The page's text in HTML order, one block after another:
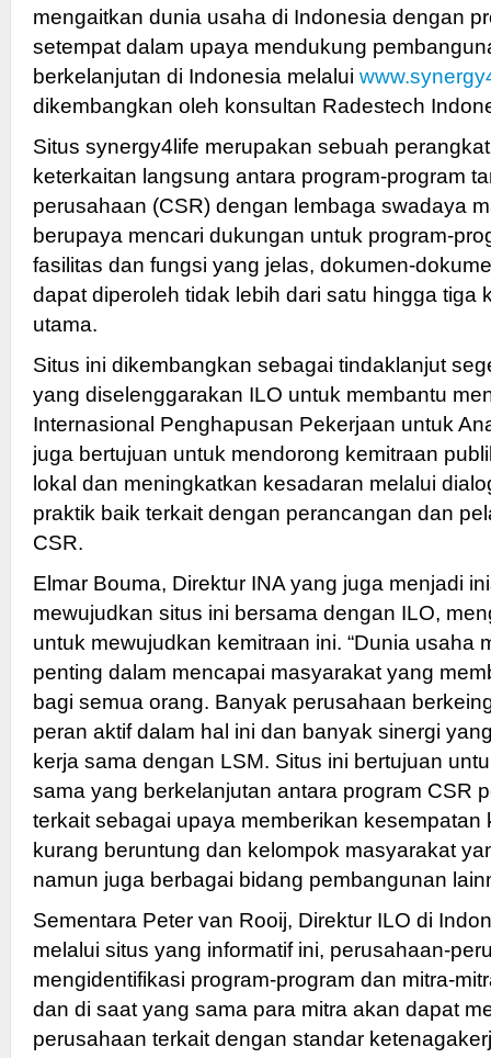
mengaitkan dunia usaha di Indonesia dengan
setempat dalam upaya mendukung
berkelanjutan di Indonesia melalui
dikembangkan oleh konsultan Radestech
Situs synergy4life merupakan sebuah
keterkaitan langsung antara program-program
perusahaan (CSR) dengan lembaga swadaya
berupaya mencari dukungan untuk program-
fasilitas dan fungsi yang jelas, dokumen-
dapat diperoleh tidak lebih dari satu hingga tiga
utama.
Situs ini dikembangkan sebagai tindaklanjut
yang diselenggarakan ILO untuk membantu
Internasional Penghapusan Pekerjaan untuk
juga bertujuan untuk mendorong kemitraan
lokal dan meningkatkan kesadaran melalui
praktik baik terkait dengan perancangan dan
CSR.
Elmar Bouma, Direktur INA yang juga menjadi
mewujudkan situs ini bersama dengan ILO,
untuk mewujudkan kemitraan ini. “Dunia usaha
penting dalam mencapai masyarakat yang
bagi semua orang. Banyak perusahaan
peran aktif dalam hal ini dan banyak sinergi
kerja sama dengan LSM. Situs ini bertujuan
sama yang berkelanjutan antara program CSR
terkait sebagai upaya memberikan
kurang beruntung dan kelompok masyarakat
namun juga berbagai bidang pembangunan
Sementara Peter van Rooij, Direktur ILO di
melalui situs yang informatif ini, perusahaan-
mengidentifikasi program-program dan mitra-
dan di saat yang sama para mitra akan dapat
perusahaan terkait dengan standar